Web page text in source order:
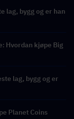
lag, bygg og er han
Hvordan kjøpe Big
lag, bygg og er
Planet Coins